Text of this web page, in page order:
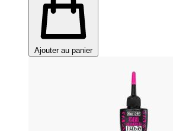
Ajouter au panier